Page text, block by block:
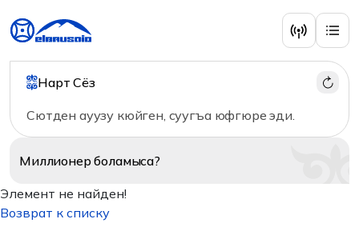
Нарт Сёз
Сютден ауузу кюйген, суугъа юфгюре эди.
Миллионерболамыса?
Элемент не найден!
Возврат к списку